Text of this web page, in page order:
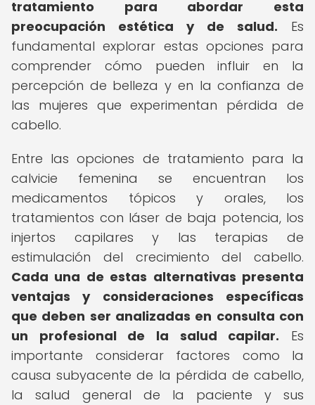
tratamiento para abordar esta
preocupación estética y de salud. Es
fundamental explorar estas opciones para
comprender cómo pueden influir en la
percepción de belleza y en la confianza de
las mujeres que experimentan pérdida de
cabello.
Entre las opciones de tratamiento para la
calvicie femenina se encuentran los
medicamentos tópicos y orales, los
tratamientos con láser de baja potencia, los
injertos capilares y las terapias de
estimulación del crecimiento del cabello.
Cada una de estas alternativas presenta
ventajas y consideraciones específicas
que deben ser analizadas en consulta con
un profesional de la salud capilar. Es
importante considerar factores como la
causa subyacente de la pérdida de cabello,
la salud general de la paciente y sus